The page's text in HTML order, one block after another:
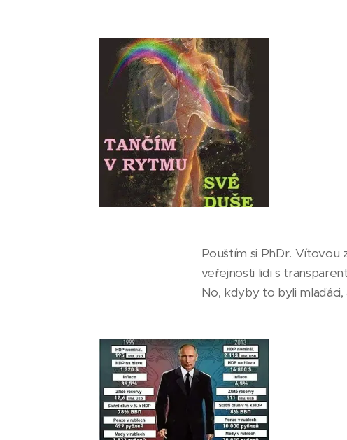
Pouštím si PhDr. Vítovou
veřejnosti lidi s
No, kdyby to byli mlaďáci,